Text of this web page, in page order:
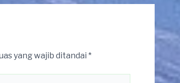
yang wajib ditandai *